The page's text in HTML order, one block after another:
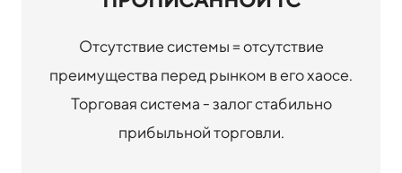
Отсутствие системы = отсутствие
преимущества перед рынком в его хаосе.
Торговая система - залог стабильно
прибыльной торговли.